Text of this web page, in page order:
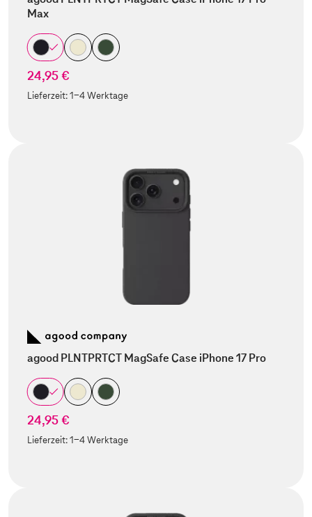
Max
24,95 €
Lieferzeit:1-4 Werktage
agood PLNTPRTCT MagSafe Case iPhone 17 Pro
24,95 €
Lieferzeit:1-4 Werktage